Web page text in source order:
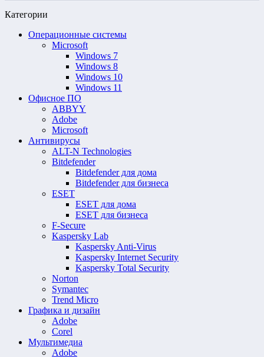
Категории
Операционные системы
Microsoft
Windows 7
Windows 8
Windows 10
Windows 11
Офисное ПО
ABBYY
Adobe
Microsoft
Антивирусы
ALT-N Technologies
Bitdefender
Bitdefender для дома
Bitdefender для бизнеса
ESET
ESET для дома
ESET для бизнеса
F-Secure
Kaspersky Lab
Kaspersky Anti-Virus
Kaspersky Internet Security
Kaspersky Total Security
Norton
Symantec
Trend Micro
Графика и дизайн
Adobe
Corel
Мультимедиа
Adobe